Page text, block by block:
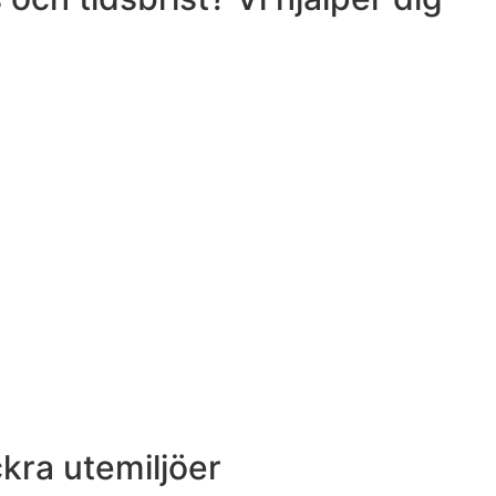
utemiljöer